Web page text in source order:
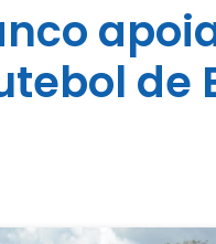
de